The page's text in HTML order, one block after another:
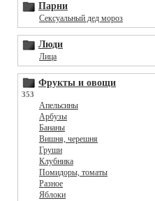
Парни
Сексуальный дед мороз
Люди
Лица
Фрукты и овощи
353
Апельсины
Арбузы
Бананы
Вишня, черешня
Груши
Клубника
Помидоры, томаты
Разное
Яблоки